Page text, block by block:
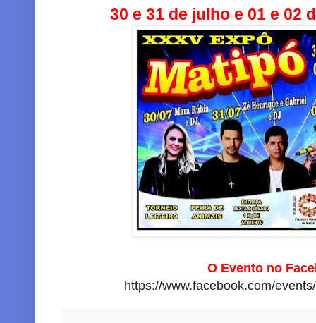
30 e 31 de julho e 01 e 02
O Evento no
https://www.facebook.com/